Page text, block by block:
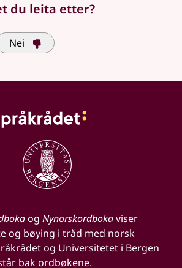
du leita etter?
Nei
og Nynorskordbokaviser
og bøying i tråd med norsk
og Universitetet i Bergen
bak ordbøkene.